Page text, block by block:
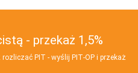
- przekaż 1,5%
PIT - wyślij PIT‑OP i przekaż